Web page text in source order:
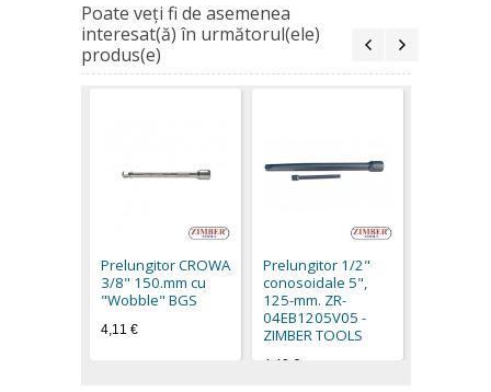
Poate veţi fi de asemenea
interesat(ă) în următorul(ele)
produs(e)
Prelungitor CROWA
3/8" 150.mm cu
"Wobble" BGS
4,11 €
Prelungitor 1/2"
conosoidale 5",
125-mm. ZR-
04EB1205V05 -
ZIMBER TOOLS
4,40 €